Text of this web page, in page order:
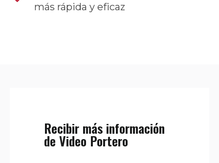
más rápida y eficaz
Recibir más información
de Video Portero